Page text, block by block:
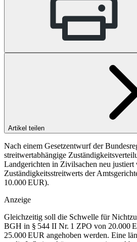
Artikel teilen
Nach einem Gesetzentwurf der
streitwertabhängige
Landgerichten in Zivilsachen neu justiert
Zuständigkeitsstreitwerts der
10.000 EUR).
Anzeige
Gleichzeitig soll die Schwelle für
BGH in § 544 II Nr. 1 ZPO von 20.000
25.000 EUR angehoben werden. Eine